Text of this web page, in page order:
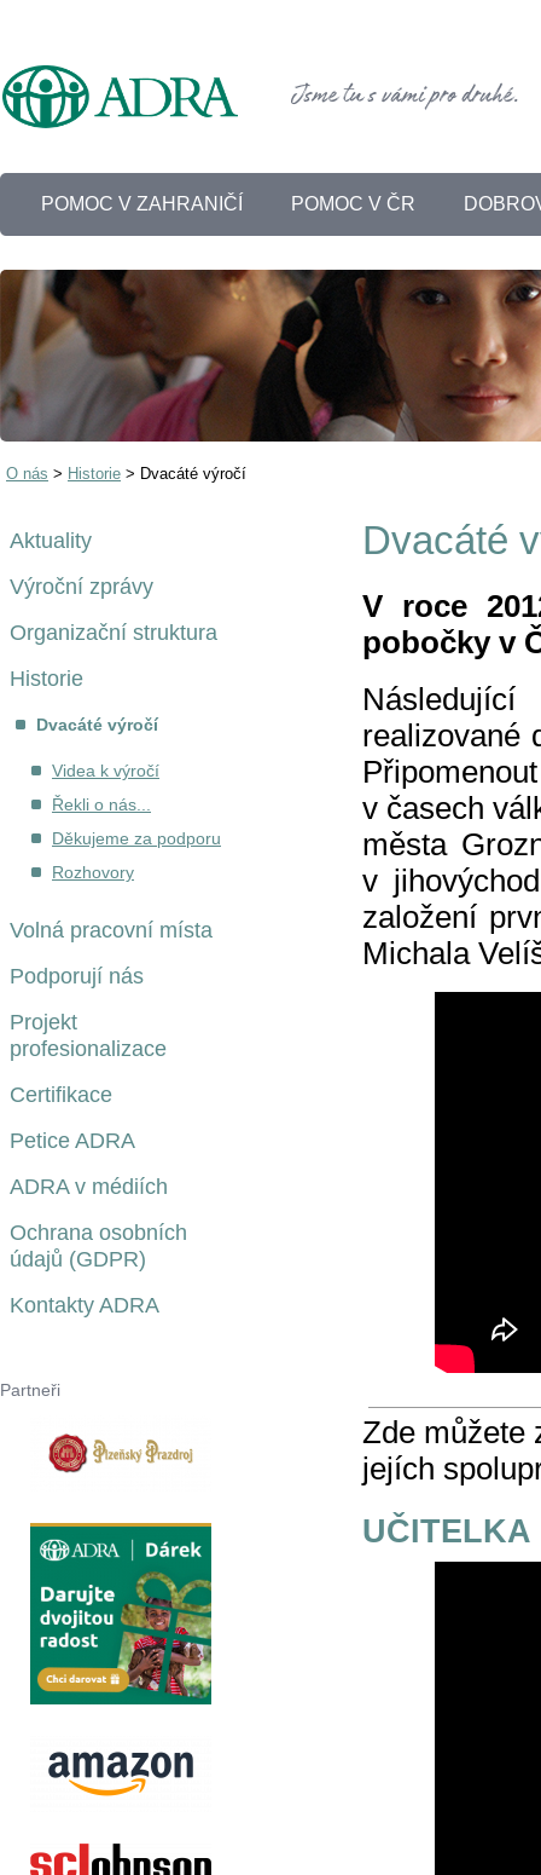
POMOC V ZAHRANIČÍ POMOC V ČR
O nás > Historie > Dvacáté výročí
Aktuality
Výroční zprávy
Organizační struktura
Historie
Dvacáté výročí
Videa k výročí
Řekli o nás...
Děkujeme za podporu
Rozhovory
Volná pracovní místa
Podporují nás
Projekt
profesionalizace
Certifikace
Petice ADRA
ADRA v médiích
Ochrana osobních
údajů (GDPR)
Kontakty ADRA
Partneři
Dvacáté
V roce
pobočky v
realizované
v časech
města
v
založení
Michala
Zde můžete
jejích
UČITELKA